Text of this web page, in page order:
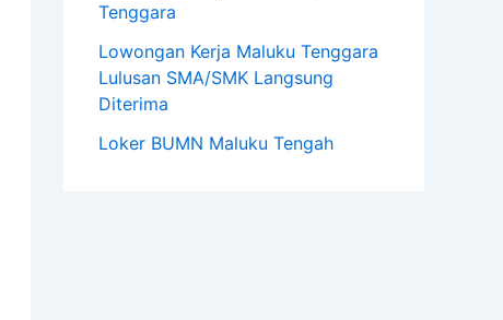
Tenggara
Lowongan Kerja Maluku Tenggara
Lulusan SMA/SMK Langsung
Diterima
Loker BUMN Maluku Tengah